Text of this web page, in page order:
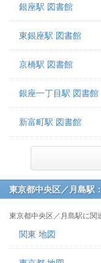
銀座駅 図書館
東銀座駅 図書館
京橋駅 図書館
銀座一丁目駅 図書館
新富町駅 図書館
東京都中央区／月島駅
東京都中央区／月島駅に関
関東 地図